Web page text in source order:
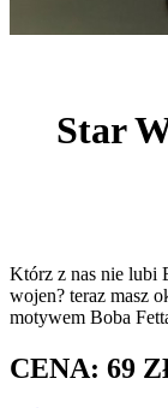
Star
Którz z nas nie lubi
wojen? teraz masz
motywem Boba
CENA: 69